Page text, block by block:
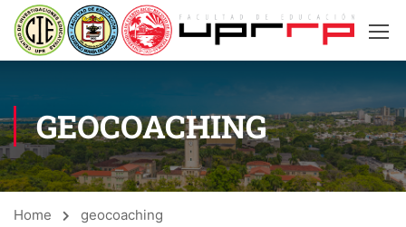
GEOCOACHING
Home geocoaching